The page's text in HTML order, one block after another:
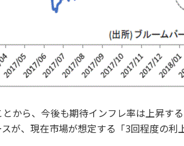
から、今後も期待インフレ率は上昇す
が、現在市場が想定する「3回程度の利